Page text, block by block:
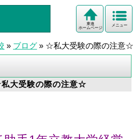
メニュー
東進
ホームページ
» ブログ » ☆私大受験の際の注意☆
大受験の際の注意☆